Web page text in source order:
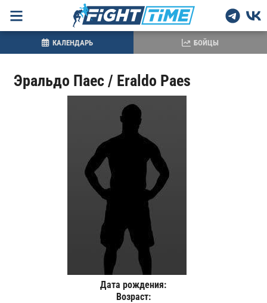
Эральдо Паес / Eraldo Paes
Дата рождения:
Возраст:
КАЛЕНДАРЬ БОЙЦЫ